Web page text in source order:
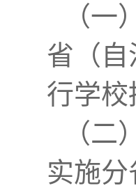
（
省（
行学
（
实施